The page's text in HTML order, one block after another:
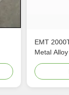
EMT
Metal Alloy